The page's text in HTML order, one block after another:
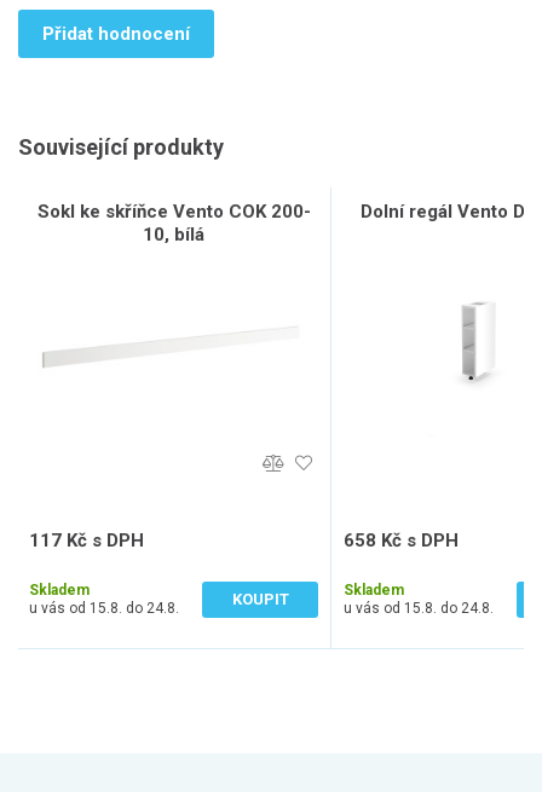
Přidat hodnocení
Související produkty
Sokl ke skříňce Vento COK 200-
10, bílá
117 Kč s DPH
Skladem
u vás od 15.8. do 24.8.
KOUPIT
Dolní regál Vento
658 Kč s DPH
Skladem
u vás od 15.8. do 24.8.